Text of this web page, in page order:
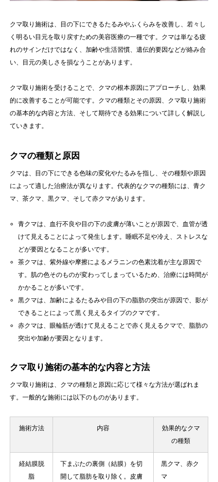
クマ取り施術は、目の下にできるたるみやふくらみを改善し、若々し
く明るい目元を取り戻すための美容医療の一種です。クマは単なる疲
れのサインだけではなく、加齢や生活習慣、遺伝的要因などが絡み合
い、目元の美しさを損なうことがあります。
クマ取り施術を受けることで、クマの根本原因にアプローチし、効果
的に改善することが可能です。クマの種類とその原因、クマ取り施術
の基本的な内容と方法、そして期待できる効果について詳しく解説し
ていきます。
クマの種類と原因
クマは、目の下にできる色味の変化やたるみを指し、その種類や原因
によって適した治療法が異なります。代表的なクマの種類には、青ク
マ、茶クマ、黒クマ、そして赤クマがあります。
青クマは、血行不良や目の下の皮膚が薄いことが原因で、血管が透
けて見えることによって発生します。睡眠不足や冷え、ストレスな
どが要因となることが多いです。
茶クマは、紫外線や摩擦によるメラニンの色素沈着が主な原因で
す。肌の色そのものが変わってしまっているため、治療には時間が
かかることが多いです。
黒クマは、加齢によるたるみや目の下の脂肪の突出が原因で、影が
できることによって黒く見えるタイプのクマです。
赤クマは、眼輪筋が透けて見えることで赤く見えるクマで、脂肪の
突出や加齢が要因となります。
クマ取り施術の基本的な内容と方法
クマ取り施術は、クマの種類と原因に応じて様々な方法が選ばれま
す。一般的な施術には以下のものがあります。
施術方法 内容
効果的なクマ
の種類
経結膜脱
脂
下まぶたの裏側（結膜）を切
開して脂肪を取り除く。皮膚
黒クマ、赤ク
マ